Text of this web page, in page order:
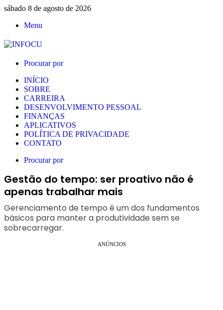
sábado 8 de agosto de 2026
Menu
Procurar por
INÍCIO
SOBRE
CARREIRA
DESENVOLVIMENTO PESSOAL
FINANÇAS
APLICATIVOS
POLÍTICA DE PRIVACIDADE
CONTATO
Procurar por
Gestão do tempo: ser proativo não é
apenas trabalhar mais
Gerenciamento de tempo é um dos fundamentos
básicos para manter a produtividade sem se
sobrecarregar.
ANÚNCIOS